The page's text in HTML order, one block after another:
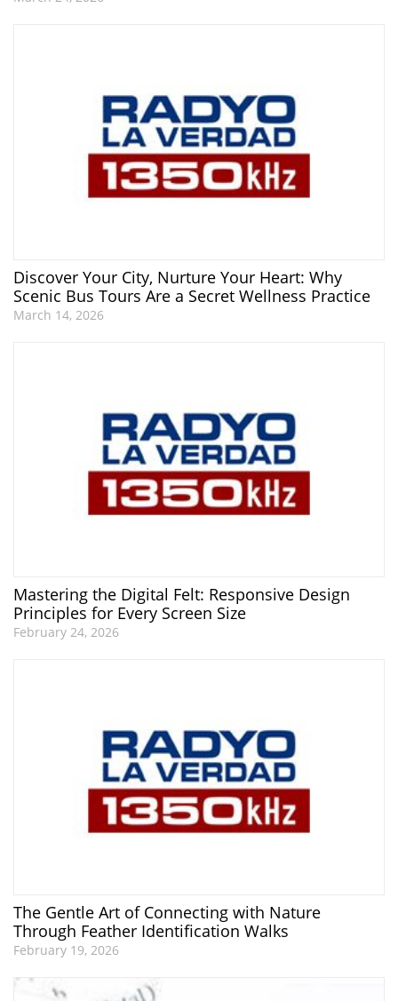
Discover Your City, Nurture Your Heart: Why
Scenic Bus Tours Are a Secret Wellness Practice
March 14, 2026
Mastering the Digital Felt: Responsive Design
Principles for Every Screen Size
February 24, 2026
The Gentle Art of Connecting with Nature
Through Feather Identification Walks
February 19, 2026